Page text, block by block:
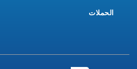
الحملات